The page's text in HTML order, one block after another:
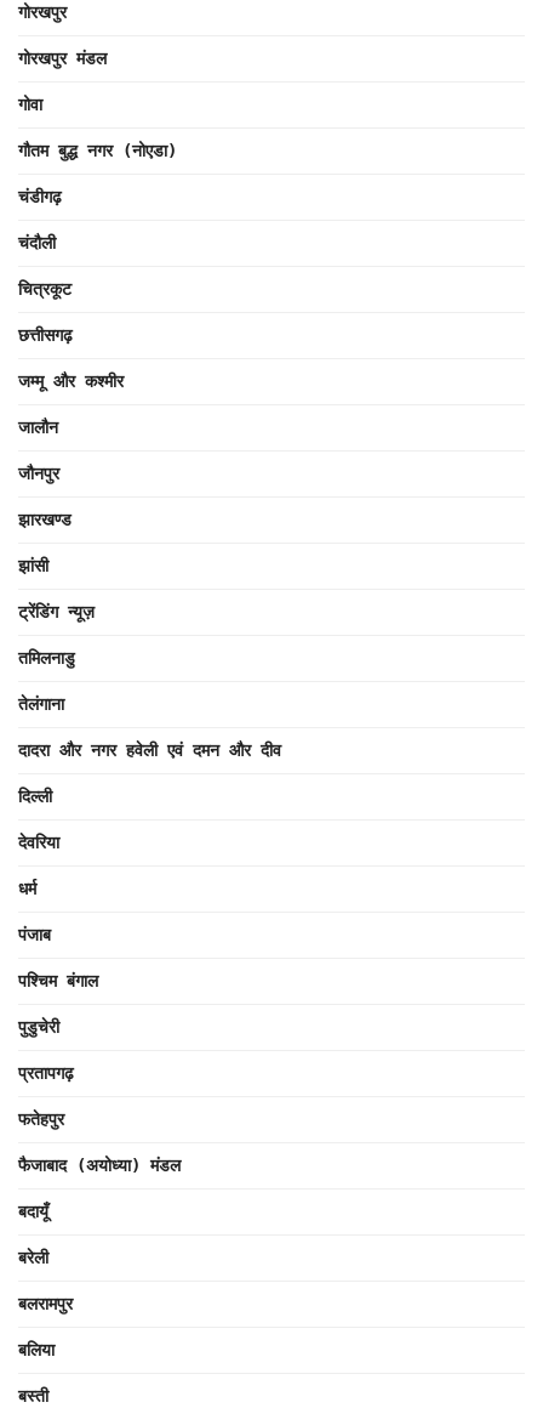
गोरखपुर
गोरखपुर मंडल
गोवा
गौतम बुद्ध नगर (नोएडा)
चंडीगढ़
चंदौली
चित्रकूट
छत्तीसगढ़
जम्मू और कश्मीर
जालौन
जौनपुर
झारखण्ड
झांसी
ट्रेंडिंग न्यूज़
तमिलनाडु
तेलंगाना
दादरा और नगर हवेली एवं दमन और दीव
दिल्ली
देवरिया
धर्म
पंजाब
पश्चिम बंगाल
पुडुचेरी
प्रतापगढ़
फतेहपुर
फैजाबाद (अयोध्या) मंडल
बदायूँ
बरेली
बलरामपुर
बलिया
बस्ती